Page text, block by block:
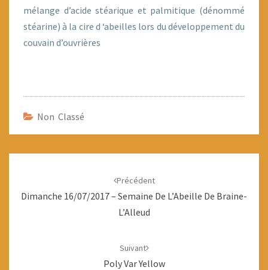
mélange d’acide stéarique et palmitique (dénommé
stéarine) à la cire d ‘abeilles lors du développement du
couvain d’ouvrières
Non Classé
Précédent
Dimanche 16/07/2017 – Semaine De L’Abeille De Braine-
L’Alleud
Suivant
Poly Var Yellow